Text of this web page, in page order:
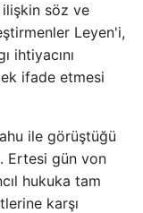
ilişkin söz ve
Leyen'i,
ihtiyacını
ifade etmesi
ile görüştüğü
Ertesi gün von
hukuka tam
karşı